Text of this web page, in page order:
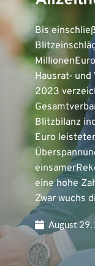
Bis
Hausrat-
2023
Blitzbilanz
Euro
eine hohe
Zwar wuchs
August 29,